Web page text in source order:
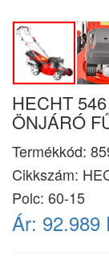
HECHT
ÖNJÁRÓ
Termékkód:
Cikkszám:
Polc: 60-15
Ár: 92.989